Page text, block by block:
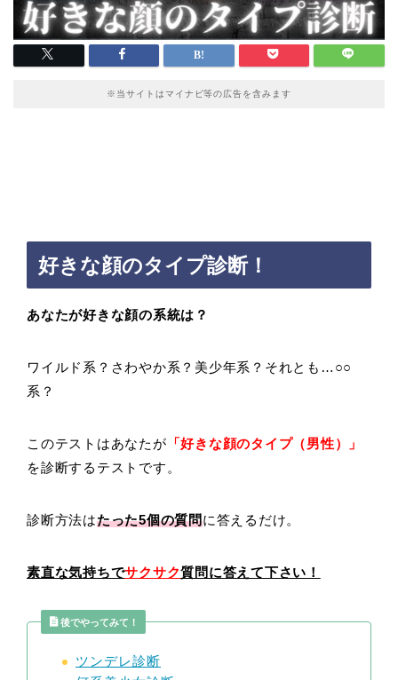
※当サイトはマイナビ等の広告を含みます
好きな顔のタイプ診断！
あなたが好きな顔の系統は？
ワイルド系？さわやか系？美少年系？それとも…○○
系？
このテストはあなたが 「好きな顔のタイプ（男性）」
を診断するテストです。
診断方法はたった5個の質問に答えるだけ。
素直な気持ちでサクサク質問に答えて下さい！
後でやってみて！
ツンデレ診断